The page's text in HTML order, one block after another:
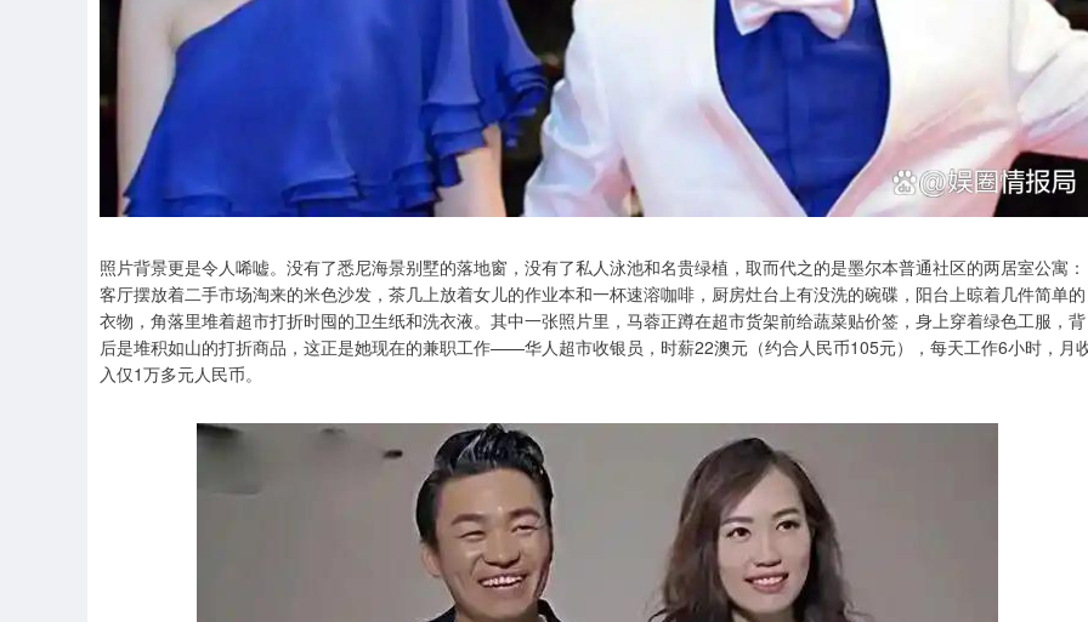
照片背景更是令人唏嘘。没有了悉尼海景别墅的落地窗，没有了私人泳池和名贵绿植，取而代之的是墨尔本普通社区的两居室公寓：
客厅摆放着二手市场淘来的米色沙发，茶几上放着女儿的作业本和一杯速溶咖啡，厨房灶台上有没洗的碗碟，阳台上晾着几件简单的
衣物，角落里堆着超市打折时囤的卫生纸和洗衣液。其中一张照片里，马蓉正蹲在超市货架前给蔬菜贴价签，身上穿着绿色工服，背
后是堆积如山的打折商品，这正是她现在的兼职工作——华人超市收银员，时薪22澳元（约合人民币105元），每天工作6小时，月
入仅1万多元人民币。